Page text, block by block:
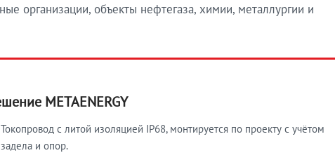
организации, объекты нефтегаза, химии, металлургии и
METAENERGY
Токопровод с литой изоляцией IP68, монтируется по проекту с учётом
задела и опор.